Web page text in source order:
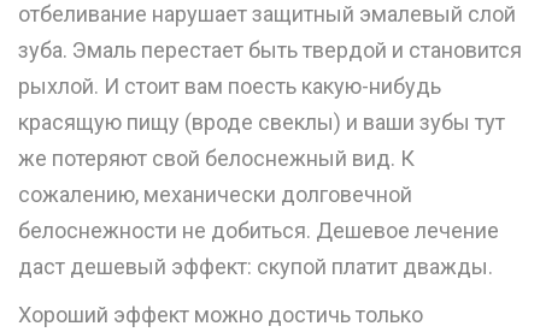
отбеливание нарушает защитный эмалевый слой
зуба. Эмаль перестает быть твердой и становится
рыхлой. И стоит вам поесть какую-нибудь
красящую пищу (вроде свеклы) и ваши зубы тут
же потеряют свой белоснежный вид. К
сожалению, механически долговечной
белоснежности не добиться. Дешевое лечение
даст дешевый эффект: скупой платит дважды.
Хороший эффект можно достичь только